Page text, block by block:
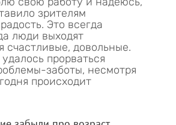
зрителям
Это всегда
люди выходят
счастливые, довольные.
прорваться
заботы, несмотря
происходит